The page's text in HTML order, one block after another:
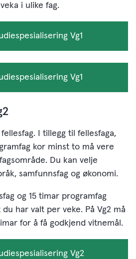
i ulike fag.
Vg1
Vg1
I tillegg til fellesfaga,
kor minst to må vere
Du kan velje
samfunnsfag og økonomi.
og 15 timar programfag
har valt per veke. På Vg2 må
for å få godkjend vitnemål.
Vg2